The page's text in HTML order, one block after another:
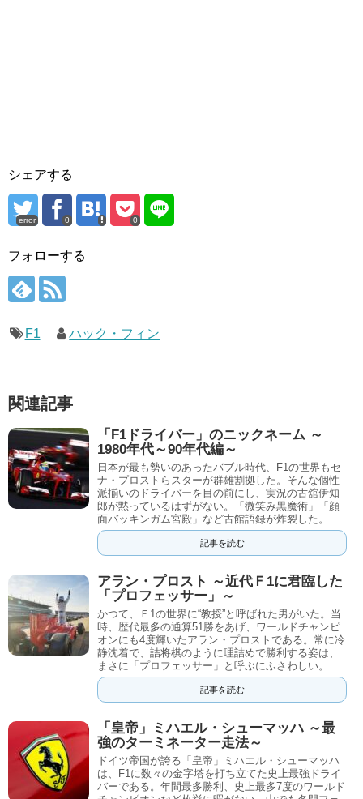
シェアする
error 0 0
フォローする
F1 ハック・フィン
関連記事
「F1ドライバー」のニックネーム ～
1980年代～90年代編～
日本が最も勢いのあったバブル時代、F1の世界もセ
ナ・プロストらスターが群雄割拠した。そんな個性
派揃いのドライバーを目の前にし、実況の古舘伊知
郎が黙っているはずがない。「微笑み黒魔術」「顔
面バッキンガム宮殿」など古館語録が炸裂した。
記事を読む
アラン・プロスト ～近代Ｆ1に君臨した
「プロフェッサー」～
かつて、Ｆ1の世界に“教授”と呼ばれた男がいた。当
時、歴代最多の通算51勝をあげ、ワールドチャンピ
オンにも4度輝いたアラン・プロストである。常に冷
静沈着で、詰将棋のように理詰めで勝利する姿は、
まさに「プロフェッサー」と呼ぶにふさわしい。
記事を読む
「皇帝」ミハエル・シューマッハ ～最
強のターミネーター走法～
ドイツ帝国が誇る「皇帝」ミハエル・シューマッハ
は、F1に数々の金字塔を打ち立てた史上最強ドライ
バーである。年間最多勝利、史上最多7度のワールド